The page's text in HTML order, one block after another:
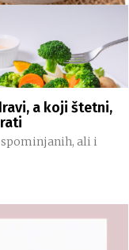
a koji štetni,
ali i